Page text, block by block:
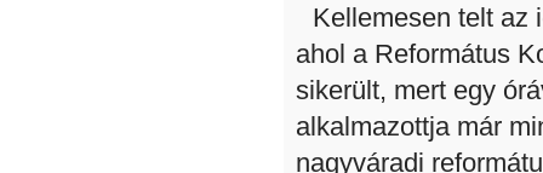
Kellemesen telt az
ahol a Református
sikerült, mert egy
alkalmazottja már
nagyváradi